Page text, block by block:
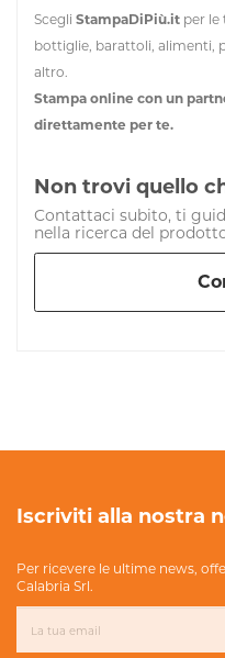
Scegli StampaDiPiù.it per le
bottiglie, barattoli, alimenti,
altro.
Stampa online con un
direttamente per te.
Non trovi quello
Contattaci subito, ti
nella ricerca del
Iscriviti alla nostra
Per ricevere le ultime news,
Calabria Srl.